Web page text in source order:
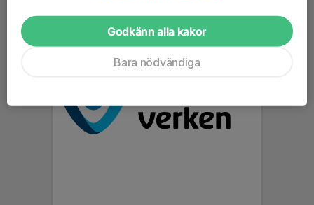
Godkänn alla kakor
Bara nödvändiga